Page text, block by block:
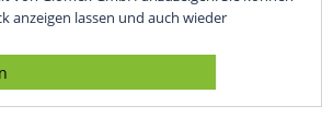
anzeigen lassen und auch wieder